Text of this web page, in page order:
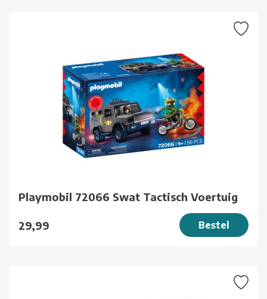
Playmobil 72066 Swat Tactisch Voertuig
29,99 Bestel